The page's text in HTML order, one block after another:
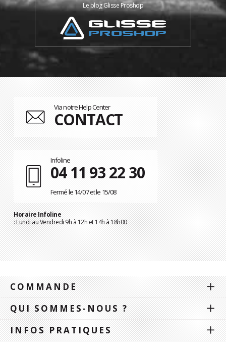
Le blog Glisse Proshop
Via notre Help Center
CONTACT
Infoline
04 11 93 22 30
Fermé le 14/07 et le 15/08
Horaire Infoline
: Lundi au Vendredi 9h à 12h et 14h à 18h00
COMMANDE
QUI SOMMES-NOUS ?
INFOS PRATIQUES